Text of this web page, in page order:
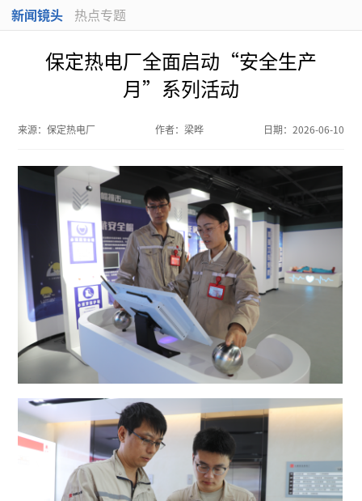
新闻镜头
热点专题
保定热电厂全面启动“安全生产
月”系列活动
来源：保定热电厂 作者： 梁晔 日期： 2026-06-10